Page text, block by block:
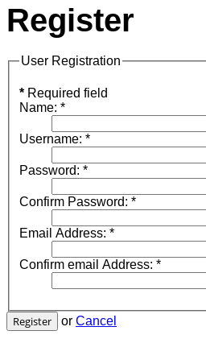
Register
User Registration
* Required field
Name: *
Username: *
Password: *
Confirm Password: *
Email Address: *
Confirm email Address: *
Register or Cancel